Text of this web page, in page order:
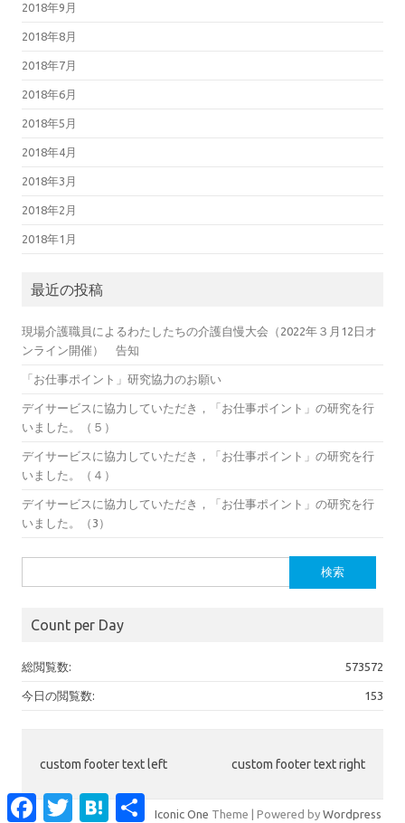
2018年9月
2018年8月
2018年7月
2018年6月
2018年5月
2018年4月
2018年3月
2018年2月
2018年1月
最近の投稿
現場介護職員によるわたしたちの介護自慢大会（2022年３月12日オ
ンライン開催） 告知
「お仕事ポイント」研究協力のお願い
デイサービスに協力していただき，「お仕事ポイント」の研究を行
いました。（５）
デイサービスに協力していただき，「お仕事ポイント」の研究を行
いました。（４）
デイサービスに協力していただき，「お仕事ポイント」の研究を行
いました。（3）
索:
Count per Day
573572
総閲覧数:
153
今日の閲覧数:
custom footer text left custom footer text right
Iconic One Theme | Powered by Wordpress
FacebookTwitter Hatena
有